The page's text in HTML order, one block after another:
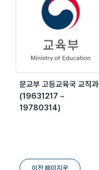
문교부 고등교육국 교직과
(19631217 ~
19780314)
이전 페이지로